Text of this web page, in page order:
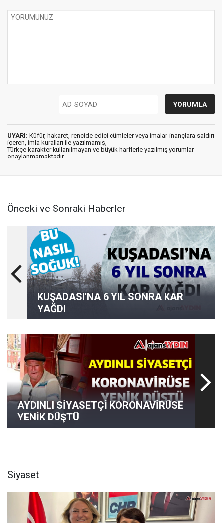
UYARI: Küfür, hakaret, rencide edici cümleler veya imalar, inançlara saldırı
içeren, imla kuralları ile yazılmamış,
Türkçe karakter kullanılmayan ve büyük harflerle yazılmış yorumlar
onaylanmamaktadır.
Önceki ve Sonraki Haberler
KUŞADASI'NA 6 YIL SONRA KAR
YAĞDI
AYDINLI SİYASETÇİ KORONAVİRÜSE
YENİK DÜŞTÜ
Siyaset